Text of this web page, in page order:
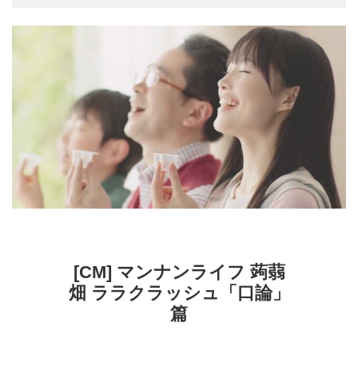
[CM] マンナンライフ 蒟蒻
畑 ララクラッシュ「口論」
篇